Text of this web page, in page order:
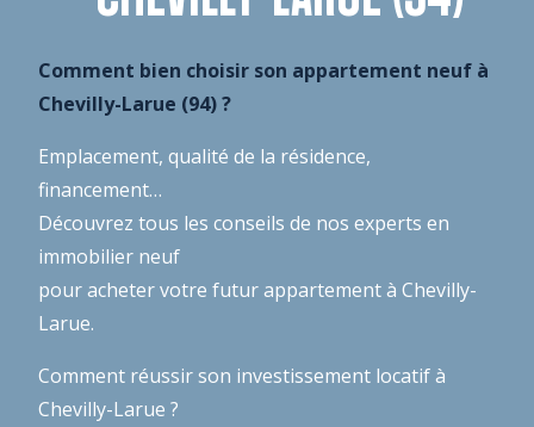
Comment bien choisir son appartement neuf à
Chevilly-Larue (94) ?
Emplacement, qualité de la résidence,
financement…
Découvrez tous les conseils de nos experts en
immobilier neuf
pour acheter votre futur appartement à Chevilly-
Larue.
Comment réussir son investissement locatif à
Chevilly-Larue ?